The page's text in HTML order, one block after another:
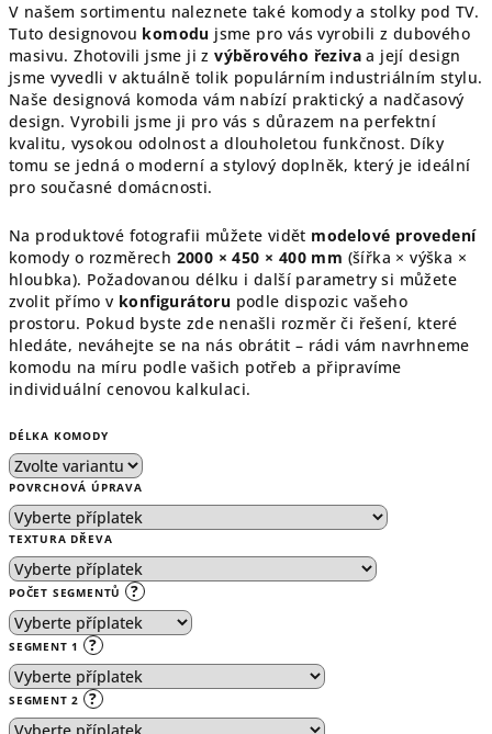
V našem sortimentu naleznete také komody a stolky pod TV.
Tuto designovou komodu jsme pro vás vyrobili z dubového
masivu. Zhotovili jsme ji zvýběrového řeziva a její design
jsme vyvedli v aktuálně tolik populárním industriálním stylu.
Naše designová komoda vám nabízí praktický a nadčasový
design. Vyrobili jsme ji pro vás s důrazem na perfektní
kvalitu, vysokou odolnost a dlouholetou funkčnost. Díky
tomu se jedná o moderní a stylový doplněk, který je ideální
pro současné domácnosti.
Na produktové fotografii můžete vidět modelové provedení
komody o rozměrech 2000 × 450 × 400 mm (šířka × výška ×
hloubka). Požadovanou délku i další parametry si můžete
zvolit přímo v konfigurátoru podle dispozic vašeho
prostoru. Pokud byste zde nenašli rozměr či řešení, které
hledáte, neváhejte se na nás obrátit – rádi vám navrhneme
komodu na míru podle vašich potřeb a připravíme
individuální cenovou kalkulaci.
DÉLKA KOMODY
POVRCHOVÁ ÚPRAVA
TEXTURA DŘEVA
POČET SEGMENTŮ ?
SEGMENT 1 ?
SEGMENT 2 ?